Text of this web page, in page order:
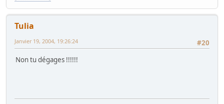
Tulia
#20
Janvier 19, 2004, 19:26:24
Non tu dégages !!!!!!